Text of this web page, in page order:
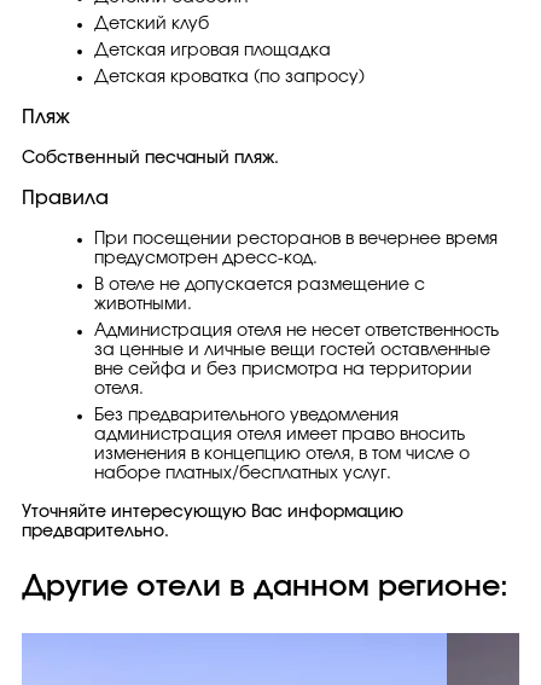
Детский клуб
Детская игровая площадка
Детская кроватка (по запросу)
Пляж
Собственный песчаный пляж.
Правила
При посещении ресторанов в вечернее время
предусмотрен дресс-код.
В отеле не допускается размещение с
животными.
Администрация отеля не несет ответственность
за ценные и личные вещи гостей оставленные
вне сейфа и без присмотра на территории
отеля.
Без предварительного уведомления
администрация отеля имеет право вносить
изменения в концепцию отеля, в том числе о
наборе платных/бесплатных услуг.
Уточняйте интересующую Вас информацию
предварительно.
Другие отели в данном регионе: